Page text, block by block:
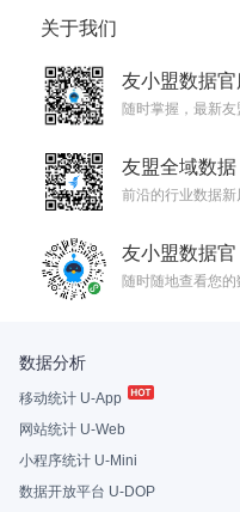
关于我们
友小盟数据
随时掌握，最新
友盟全域数据
前沿的行业数据新
友小盟数据官
随时随地查看您
数据分析
移动统计 U-App
网站统计 U-Web
小程序统计 U-Mini
数据开放平台 U-DOP